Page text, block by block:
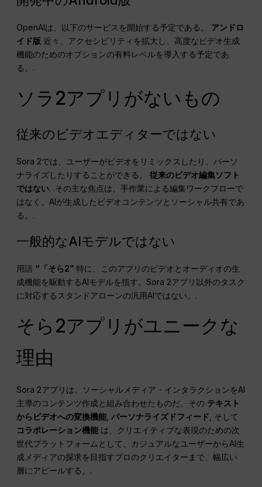
OpenAIは、以下のサービスを開始する予定である。 アンドロ
イド版 近々、アクセシビリティを拡大し、高度なビデオ生成
機能のためのオプションの有料レベルを導入する予定であ
る。.
ソラ2アプリがないもの
従来のビデオエディターではない
Sora 2では、ユーザーがビデオをリミックスしたり、パーソ
ナライズしたりすることができる。従来のビデオ編集ソフト
ではない. .その主な焦点は、手作業による編集ワークフローで
はなく、AIが生成したビデオコンテンツとソーシャル共有であ
る。.
一般的なAIモデルではない
用語 “「そら2” 特に、このアプリのビデオとオーディオの生
成機能を駆動するAIモデルを指す。Sora 2アプリ以外のタスク
に対応するスタンドアローンの汎用AIではない。.
そら2アプリがユニークな
理由
Sora 2アプリは、ソーシャルメディア・インタラクションをAI
主導のコンテンツ作成と組み合わせたものだ。その テキスト
からビデオへの変換機能 ,パーソナライズドフィード , そして
コラボレーション機能 は、クリエイティブな表現のための次
世代プラットフォームとして、カジュアルなユーザーからAI生
成メディアの探求を目指すプロのクリエイターまで、幅広い
層にアピールする。.